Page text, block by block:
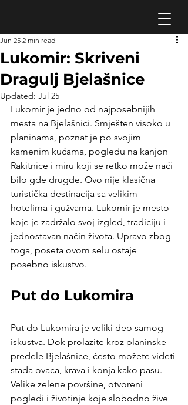
Lukomir: Skriveni
Dragulj Bjelašnice
Jun 25 2 min read
Updated: Jul 25
Lukomir je jedno od najposebnijih
mesta na Bjelašnici. Smješten visoko u
planinama, poznat je po svojim
kamenim kućama, pogledu na kanjon
Rakitnice i miru koji se retko može naći
bilo gde drugde. Ovo nije klasična
turistička destinacija sa velikim
hotelima i gužvama. Lukomir je mesto
koje je zadržalo svoj izgled, tradiciju i
jednostavan način života. Upravo zbog
toga, poseta ovom selu ostaje
posebno iskustvo.
Put do Lukomira
Put do Lukomira je veliki deo samog
iskustva. Dok prolazite kroz planinske
predele Bjelašnice, često možete videti
stada ovaca, krava i konja kako pasu.
Velike zelene površine, otvoreni
pogledi i životinje koje slobodno žive